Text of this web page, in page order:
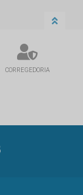
CORREGEDORIA